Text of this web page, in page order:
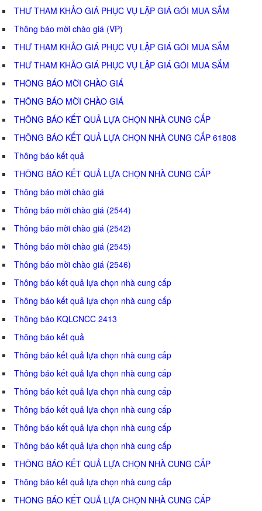
THƯ THAM KHẢO GIÁ PHỤC VỤ LẬP GIÁ GÓI MUA SẮM
Thông báo mời chào giá (VP)
THƯ THAM KHẢO GIÁ PHỤC VỤ LẬP GIÁ GÓI MUA SẮM
THƯ THAM KHẢO GIÁ PHỤC VỤ LẬP GIÁ GÓI MUA SẮM
THÔNG BÁO MỜI CHÀO GIÁ
THÔNG BÁO MỜI CHÀO GIÁ
THÔNG BÁO KẾT QUẢ LỰA CHỌN NHÀ CUNG CẤP
THÔNG BÁO KẾT QUẢ LỰA CHỌN NHÀ CUNG CẤP 61808
Thông báo kết quả
THÔNG BÁO KẾT QUẢ LỰA CHỌN NHÀ CUNG CẤP
Thông báo mời chào giá
Thông báo mời chào giá (2544)
Thông báo mời chào giá (2542)
Thông báo mời chào giá (2545)
Thông báo mời chào giá (2546)
Thông báo kết quả lựa chọn nhà cung cấp
Thông báo kết quả lựa chọn nhà cung cấp
Thông báo KQLCNCC 2413
Thông báo kết quả
Thông báo kết quả lựa chọn nhà cung cấp
Thông báo kết quả lựa chọn nhà cung cấp
Thông báo kết quả lựa chọn nhà cung cấp
Thông báo kết quả lựa chọn nhà cung cấp
Thông báo kết quả lựa chọn nhà cung cấp
Thông báo kết quả lựa chọn nhà cung cấp
THÔNG BÁO KẾT QUẢ LỰA CHỌN NHÀ CUNG CẤP
Thông báo kết quả lựa chọn nhà cung cấp
THÔNG BÁO KẾT QUẢ LỰA CHỌN NHÀ CUNG CẤP